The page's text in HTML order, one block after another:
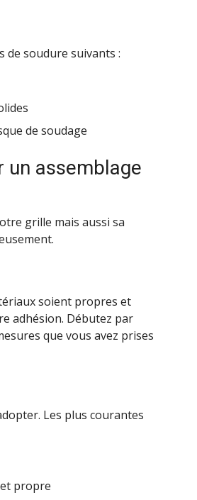
de soudure suivants :
de soudage
un assemblage
grille mais aussi sa
soient propres et
adhésion. Débutez par
que vous avez prises
Les plus courantes
propre